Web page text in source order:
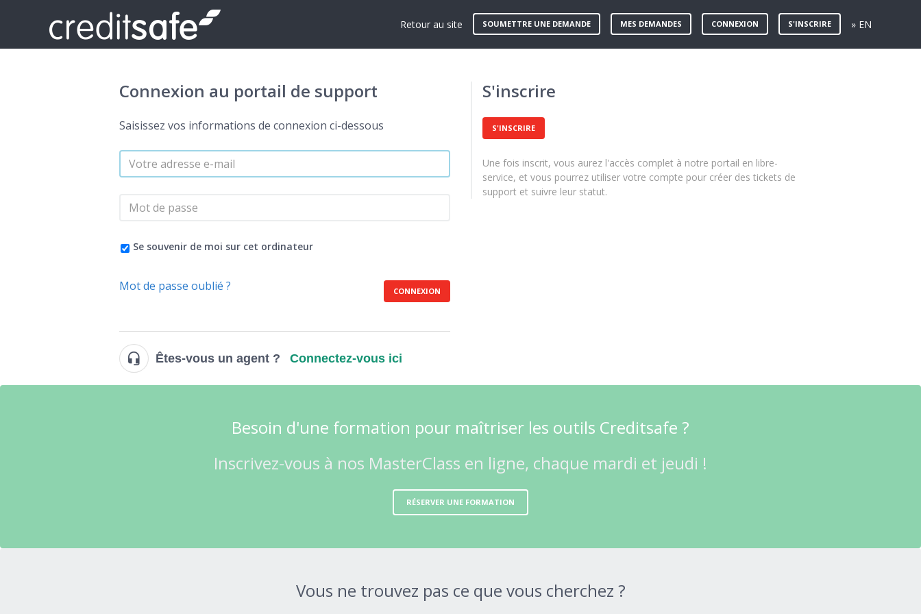
Retour au site SOUMETTRE UNE DEMANDE MES DEMANDES CONNEXION S'INSCRIRE » EN
Connexion au portail de support
Saisissez vos informations de connexion ci-dessous
Se souvenir de moi sur cet ordinateur
Mot de passe oublié ? CONNEXION
Êtes-vous un agent ? Connectez-vous ici
S'inscrire
S'INSCRIRE
Une fois inscrit, vous aurez l'accès complet à notre portail en libre-
service, et vous pourrez utiliser votre compte pour créer des tickets de
support et suivre leur statut.
Besoin d'une formation pour maîtriser les outils Creditsafe ?
Inscrivez-vous à nos MasterClass en ligne, chaque mardi et jeudi !
RÉSERVER UNE FORMATION
Vous ne trouvez pas ce que vous cherchez ?